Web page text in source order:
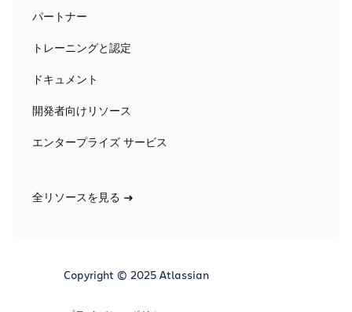
パートナー
トレーニングと認定
ドキュメント
開発者向けリソース
エンタープライズ サービス
全リソースを見る
Copyright © 2025 Atlassian